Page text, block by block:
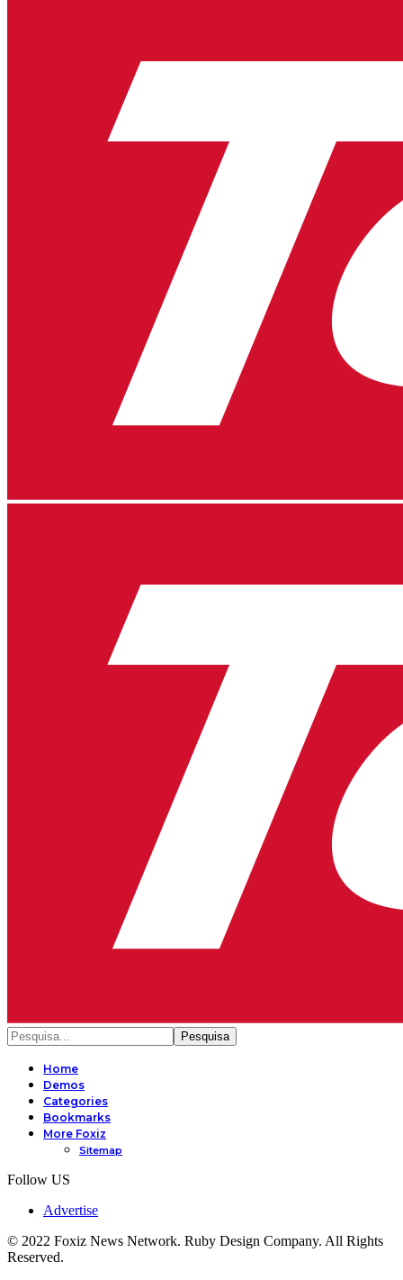
Home
Demos
Categories
Bookmarks
More Foxiz
Sitemap
Follow US
Advertise
© 2022 Foxiz News Network. Ruby Design Company. All Rights
Reserved.